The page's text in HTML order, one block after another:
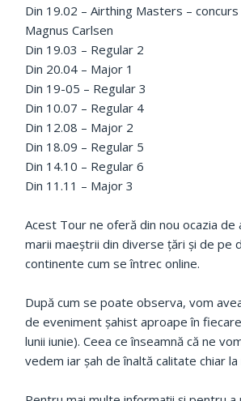
Din 19.02 – Airthing Masters –
Magnus Carlsen
Din 19.03 – Regular 2
Din 20.04 – Major 1
Din 19-05 – Regular 3
Din 10.07 – Regular 4
Din 12.08 – Major 2
Din 18.09 – Regular 5
Din 14.10 – Regular 6
Din 11.11 – Major 3
Acest Tour ne oferă din nou ocazia de
marii maeștrii din diverse țări și de pe
continente cum se întrec online.
După cum se poate observa, vom
de eveniment șahist aproape în
lunii iunie). Ceea ce înseamnă că ne
vedem iar șah de înaltă calitate chiar la